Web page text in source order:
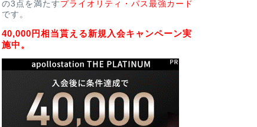
の3点を満たす プライオリティ・パス最強カード
です。
40,000円相当貰える新規入会キャンペーン実
施中。